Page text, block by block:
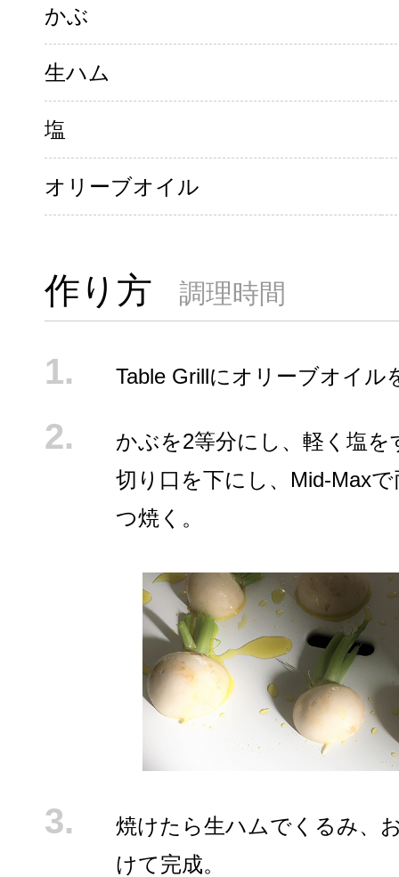
かぶ
生ハム
塩
オリーブオイル
作り方 調理時間
Table Grillにオリーブオイル
かぶを2等分にし、軽く塩を
切り口を下にし、Mid-Max
つ焼く。
焼けたら生ハムでくるみ、
けて完成。